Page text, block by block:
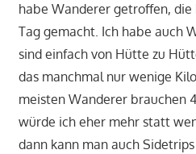
habe Wanderer getroffen,
Tag gemacht. Ich habe auch
sind einfach von Hütte zu
das manchmal nur wenige
meisten Wanderer brauchen
würde ich eher mehr statt
dann kann man auch